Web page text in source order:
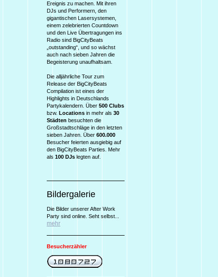
Ereignis zu machen. Mit ihren
DJs und Performern, den
gigantischen Lasersystemen,
einem zelebrierten Countdown
und den Live Übertragungen ins
Radio sind BigCityBeats
„outstanding“, und so wächst
auch nach sieben Jahren die
Begeisterung unaufhaltsam.
Die alljährliche Tour zum
Release der BigCityBeats
Compilation ist eines der
Highlights in Deutschlands
Partykalendern. Über 500 Clubs
bzw. Locations in mehr als 30
Städten besuchten die
Großstadtschläge in den letzten
sieben Jahren. Über 600.000
Besucher feierten ausgiebig auf
den BigCityBeats Parties. Mehr
als 100 DJs legten auf.
Bildergalerie
Die Bilder unserer After Work
Party sind online. Seht selbst...
mehr
Besucherzähler